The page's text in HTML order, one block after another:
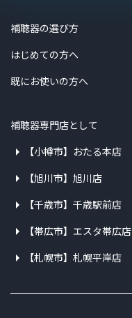
補聴器の選び方
はじめての方へ
既にお使いの方へ
補聴器専門店として
【小樽市】おたる本店
【旭川市】旭川店
【千歳市】千歳駅前店
【帯広市】エスタ帯広店
【札幌市】札幌平岸店